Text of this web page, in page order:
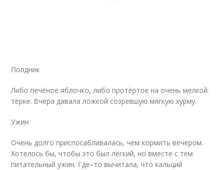
Полдник
Либо печёное яблочко, либо протёртое на очень мелкой
тёрке. Вчера давала ложкой созревшую мягкую хурму.
Ужин
Очень долго приспосабливалась, чем кормить вечером.
Хотелось бы, чтобы это был лёгкий, но вместе с тем
питательный ужин. Где–то вычитала, что кальций